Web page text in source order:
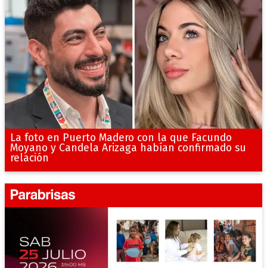
La foto en Puerto Madero con la que Facundo
Moyano y Candela Arizaga habían confirmado su
relación